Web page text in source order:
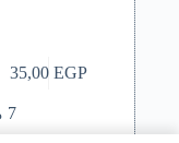
35,00EGP
7 متوفر في المخزون